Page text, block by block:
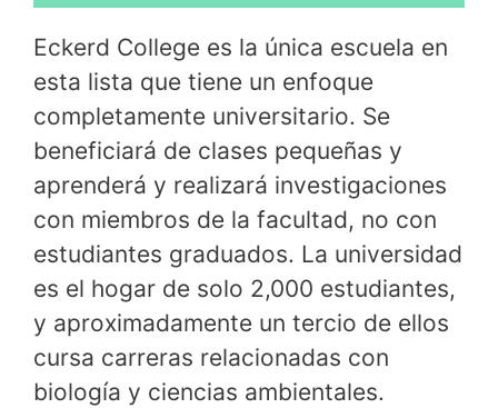
Eckerd College es la única escuela en
esta lista que tiene un enfoque
completamente universitario. Se
beneficiará de clases pequeñas y
aprenderá y realizará investigaciones
con miembros de la facultad, no con
estudiantes graduados. La universidad
es el hogar de solo 2,000 estudiantes,
y aproximadamente un tercio de ellos
cursa carreras relacionadas con
biología y ciencias ambientales.